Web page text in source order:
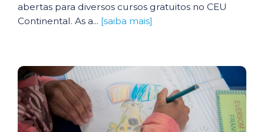
abertas para diversos cursos gratuitos no CEU
Continental. As a... [saiba mais]